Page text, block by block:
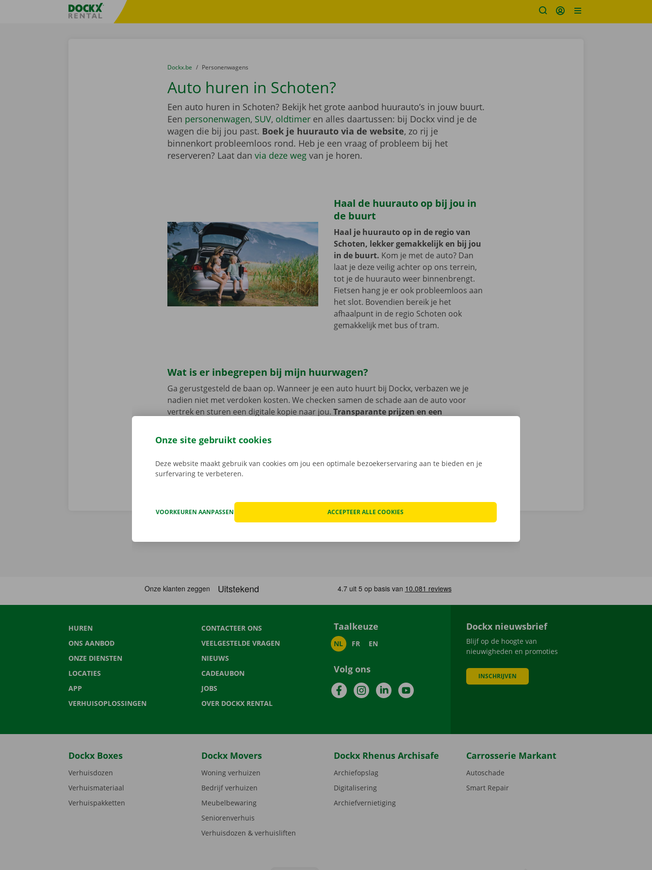
Taalselectie overslaanFratello DEMO
U bevindt zich hier:
van
Dockx.be naar
Personenwagens
Auto huren in Schoten?
Een auto huren in Schoten? Bekijk het grote aanbod huurauto’s in jouw buurt.
Een personenwagen, SUV, oldtimeren alles daartussen: bij Dockx vind je de
wagen die bij jou past. Boek je huurauto via de website, zo rij je
binnenkort probleemloos rond. Heb je een vraag of probleem bij het
reserveren? Laat dan via deze wegvan je horen.
Haal de huurauto op bij jou in
de buurt
Haal je huurauto op in de regio van
Schoten, lekker gemakkelijk en bij jou
in de buurt. Kom je met de auto? Dan
laat je deze veilig achter op ons terrein,
tot je de huurauto weer binnenbrengt.
Fietsen hang je er ook probleemloos aan
het slot. Bovendien bereik je het
afhaalpunt in de regio Schoten ook
gemakkelijk met bus of tram.
Wat is er inbegrepen bij mijn huurwagen?
Ga gerustgesteld de baan op. Wanneer je een auto huurt bij Dockx, verbazen we je
nadien niet met verdoken kosten. We checken samen de schade aan de auto voor
vertrek en sturen een digitale kopie naar jou. Transparante prijzen en een
onderweg? Dan staat er 24/7 assistentie en pechverhelping voor je klaar.
HUREN
ONS AANBOD
ONZE DIENSTEN
LOCATIES
APP
VERHUISOPLOSSINGEN
CONTACTEER ONS
VEELGESTELDE VRAGEN
NIEUWS
CADEAUBON
JOBS
OVER DOCKX RENTAL
Taalkeuze
NL FR EN
Volg ons
FacebookInstagramLinkedInYouTube
Dockx nieuwsbrief
Blijf op de hoogte van
nieuwigheden en promoties
INSCHRIJVEN
Dockx Boxes
Verhuisdozen
Verhuismateriaal
Verhuispakketten
Dockx Movers
Woning verhuizen
Bedrijf verhuizen
Meubelbewaring
Seniorenverhuis
Verhuisdozen & verhuisliften
Dockx Rhenus Archisafe
Archiefopslag
Digitalisering
Archiefvernietiging
Carrosserie Markant
Autoschade
Smart Repair
Onze site gebruikt cookies
Deze website maakt gebruik van cookies om jou een optimale bezoekerservaring aan te bieden en je
surfervaring te verbeteren.
VOORKEUREN AANPASSEN ACCEPTEER ALLE COOKIES